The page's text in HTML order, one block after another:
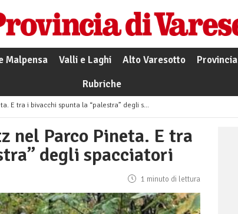
Malpensa Valli e Laghi Alto Varesotto Provincia
Rubriche
i bivacchi spunta la “palestra” degli spacciatori
nel Parco Pineta. E tra
degli spacciatori
1 minuto di lettura